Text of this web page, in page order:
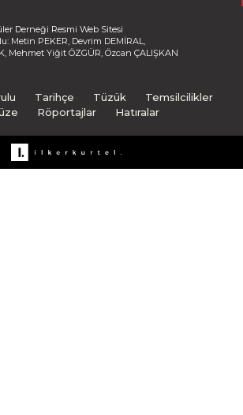
Derneği Resmi Web Sitesi
Metin PEKER, Devrim DEMİRAL,
Mehmet Yiğit ÖZGÜR, Özcan ÇALIŞKAN
Tarihçe Tüzük
Temsilcilikler
Röportajlar Hatıralar